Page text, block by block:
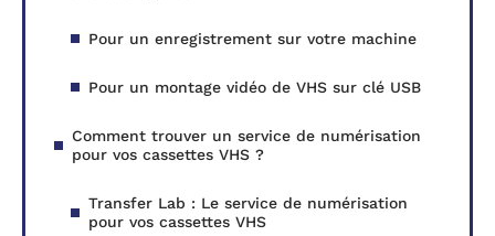
Pour un enregistrement sur votre machine
Pour un montage vidéo de VHS sur clé USB
Comment trouver un service de numérisation
pour vos cassettes VHS ?
Transfer Lab : Le service de numérisation
pour vos cassettes VHS